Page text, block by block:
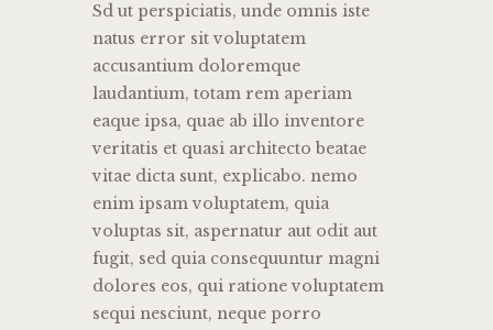
Sd ut perspiciatis, unde omnis iste
natus error sit voluptatem
accusantium doloremque
laudantium, totam rem aperiam
eaque ipsa, quae ab illo inventore
veritatis et quasi architecto beatae
vitae dicta sunt, explicabo. nemo
enim ipsam voluptatem, quia
voluptas sit, aspernatur aut odit aut
fugit, sed quia consequuntur magni
dolores eos, qui ratione voluptatem
sequi nesciunt, neque porro